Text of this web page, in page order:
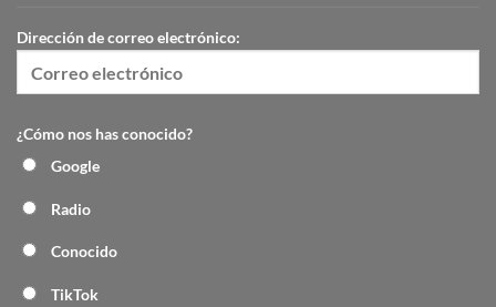
Dirección de correo electrónico:
¿Cómo nos has conocido?
Google
Radio
Conocido
TikTok